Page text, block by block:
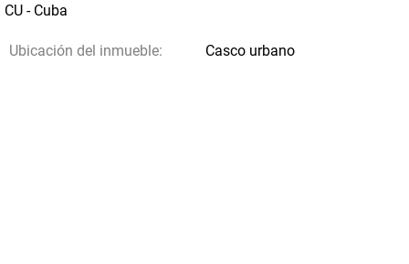
CU - Cuba
Ubicación del inmueble: Casco urbano